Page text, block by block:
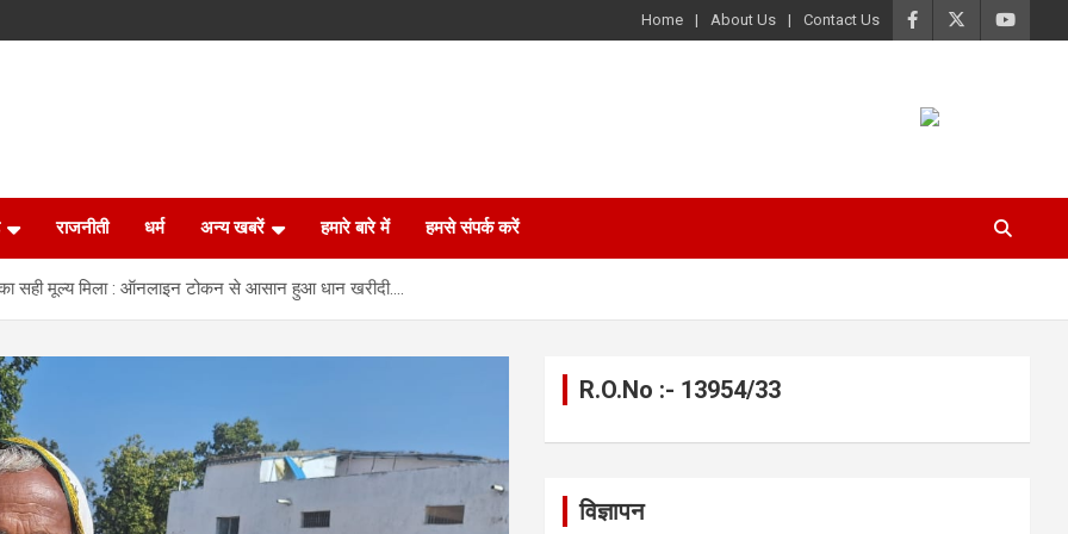
Home About Us Contact Us
राजनीती धर्म अन्य खबरें हमारे बारे में हमसे संपर्क करें
सही मूल्य मिला : ऑनलाइन टोकन से आसान हुआ धान खरीदी….
R.O.No :- 13954/33
विज्ञापन